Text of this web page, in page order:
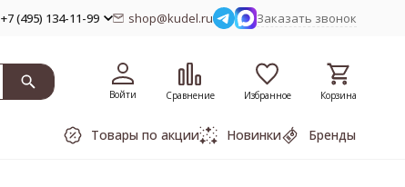
+7 (495) 134-11-99 shop@kudel.ru Заказать звонок
Войти Сравнение Избранное Корзина
Товары по акции Новинки Бренды